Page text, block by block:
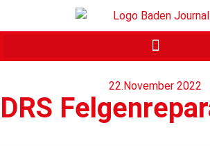
22.November 2022
DRS